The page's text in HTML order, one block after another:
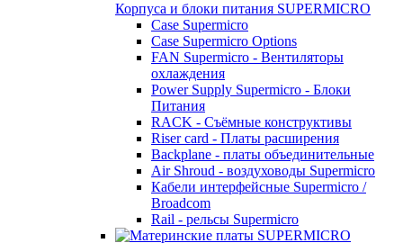
Корпуса и блоки питания SUPERMICRO
Case Supermicro
Case Supermicro Options
FAN Supermicro - Вентиляторы
охлаждения
Power Supply Supermicro - Блоки
Питания
RACK - Съёмные конструктивы
Riser card - Платы расширения
Backplane - платы объединительные
Air Shroud - воздуховоды Supermicro
Кабели интерфейсные Supermicro /
Broadcom
Rail - рельсы Supermicro